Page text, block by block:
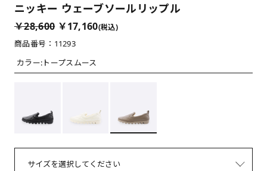
ニッキー ウェーブソールリップル
￥28,600 ￥17,160(税込)
商品番号：11293
カラー: トープスムース
サイズを選択してください